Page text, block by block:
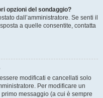
opzioni del sondaggio?
dall’amministratore. Se senti il
a quelle consentite, contatta
modificati e cancellati solo
Per modificare un
primo messaggio (a cui è sempre